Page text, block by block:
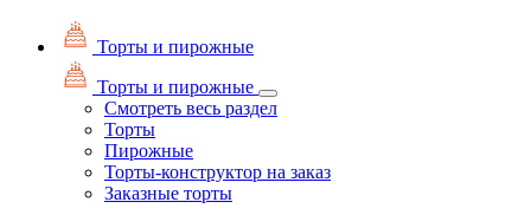
Торты и пирожные
Торты и пирожные
Смотреть весь раздел
Торты
Пирожные
Торты-конструктор на заказ
Заказные торты